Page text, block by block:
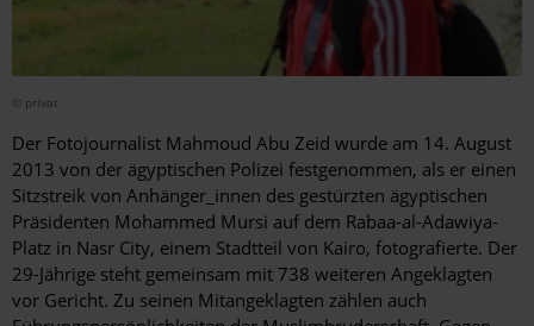
© privat
Der Fotojournalist Mahmoud Abu Zeid wurde am 14. August
2013 von der ägyptischen Polizei festgenommen, als er einen
Sitzstreik von Anhänger_innen des gestürzten ägyptischen
Präsidenten Mohammed Mursi auf dem Rabaa-al-Adawiya-
Platz in Nasr City, einem Stadtteil von Kairo, fotografierte. Der
29-Jährige steht gemeinsam mit 738 weiteren Angeklagten
vor Gericht. Zu seinen Mitangeklagten zählen auch